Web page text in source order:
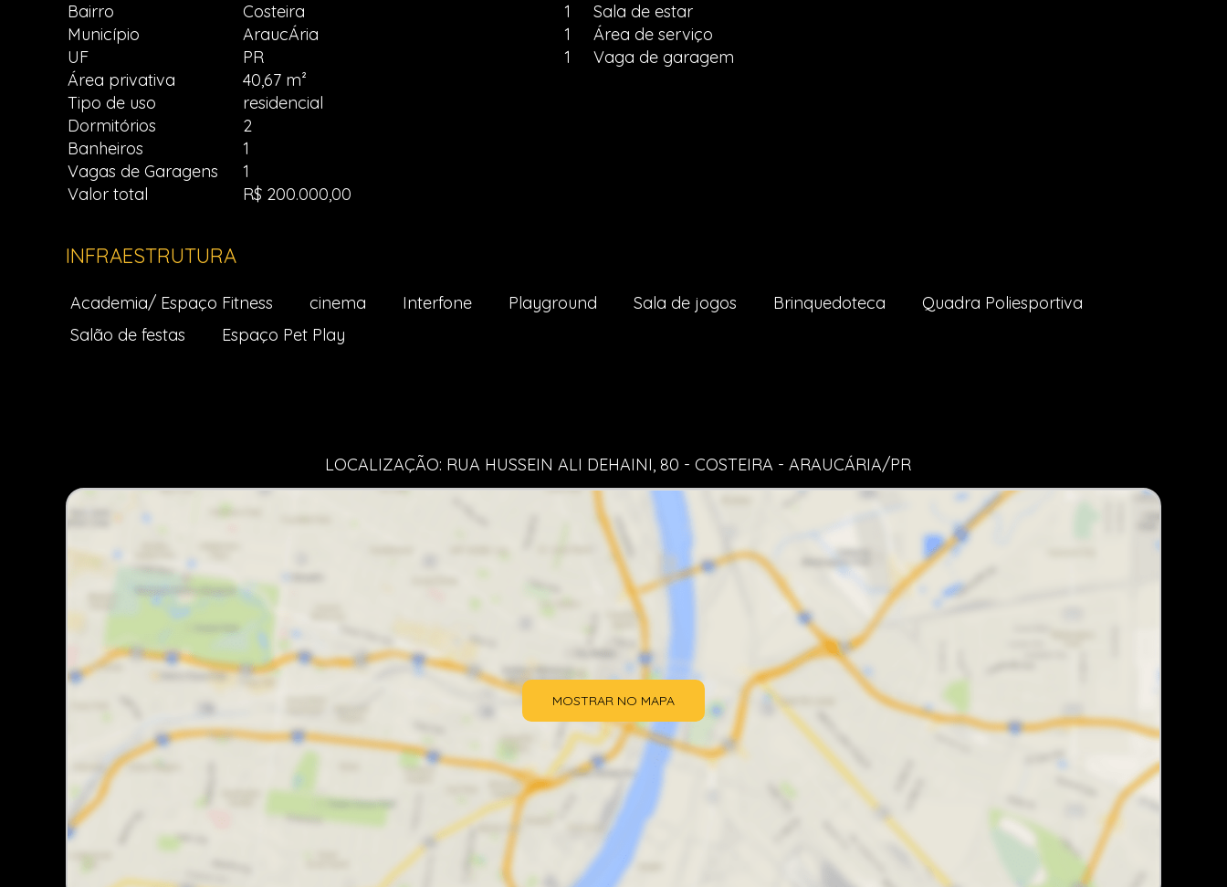
Bairro
Costeira
Município
AraucÁria
UF
PR
Área privativa
40,67 m²
Tipo de uso
residencial
Dormitórios
2
Banheiros
1
Vagas de Garagens
1
Valor total
R$ 200.000,00
1
Sala de estar
1
Área de serviço
1
Vaga de garagem
INFRAESTRUTURA
Academia/ Espaço Fitness cinema Interfone Playground Sala de jogos Brinquedoteca
Quadra Poliesportiva
Salão de festas
Espaço Pet Play
LOCALIZAÇÃO: RUA HUSSEIN ALI DEHAINI, 80 - COSTEIRA - ARAUCÁRIA/PR
MOSTRAR NO MAPA